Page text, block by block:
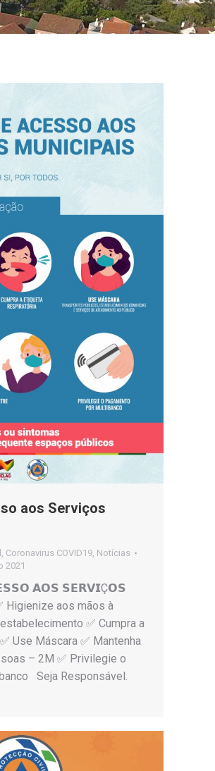
aos Serviços
, Coronavirus COVID19, Notícias
2021
𝗔𝗢𝗦 𝗦𝗘𝗥𝗩𝗜Ç𝗢𝗦
aos mãos à
✅ Cumpra a
Use Máscara ✅ Mantenha
– 2M ✅ Privilegie o
Seja Responsável.